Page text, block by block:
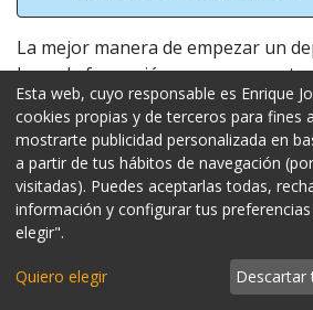
La mejor manera de empezar un
base de formación para no
puedan lamentarse. La escalada
deporte 100% seguro si aprendes
técnicas de seguridad. También
para ti si eres un amante del
desarrollar tus habilidades
no sabes cómo hacerlo con
Esta web, cuyo responsable es Enrique
cookies propias y de terceros para fines
mostrarte publicidad personalizada en
a partir de tus hábitos de navegación
visitadas). Puedes aceptarlas todas,
información y configurar tus
elegir".
Quiero elegir Descartar